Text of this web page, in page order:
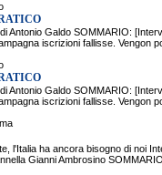
Antonio Galdo SOMMARIO:
iscrizioni fallisse. Vengon
Antonio Galdo SOMMARIO:
iscrizioni fallisse. Vengon
l'Italia ha ancora bisogno di noi
Gianni Ambrosino